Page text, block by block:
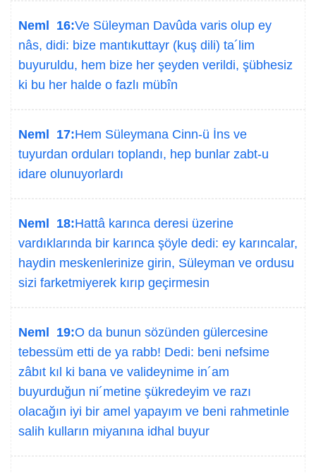
Neml 16:Ve Süleyman Davûda varis olup ey
nâs, didi: bize mantıkuttayr (kuş dili) ta´lim
buyuruldu, hem bize her şeyden verildi, şübhesiz
ki bu her halde o fazlı mübîn
Neml 17:Hem Süleymana Cinn-ü İns ve
tuyurdan orduları toplandı, hep bunlar zabt-u
idare olunuyorlardı
Neml 18:Hattâ karınca deresi üzerine
vardıklarında bir karınca şöyle dedi: ey karıncalar,
haydin meskenlerinize girin, Süleyman ve ordusu
sizi farketmiyerek kırıp geçirmesin
Neml 19:O da bunun sözünden gülercesine
tebessüm etti de ya rabb! Dedi: beni nefsime
zâbıt kıl ki bana ve valideynime in´am
buyurduğun ni´metine şükredeyim ve razı
olacağın iyi bir amel yapayım ve beni rahmetinle
salih kulların miyanına idhal buyur